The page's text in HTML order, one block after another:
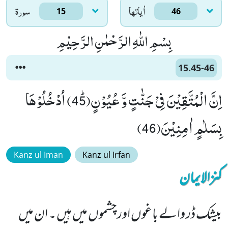
سورۃ 15 اٰياتها 46
بِسْمِ اللّٰهِ الرَّحْمٰنِ الرَّحِیْمِ
15.45-46
اِنَّ الْمُتَّقِیْنَ فِیْ جَنّٰتٍ وَّ عُیُوْنٍﭤ(45) اُدْخُلُوْهَا
بِسَلٰمٍ اٰمِنِیْنَ(46)
Kanz ul Iman Kanz ul Irfan
کنزالایمان
بیشک ڈر والے باغوں اور چشموں میں ہیں ۔ ان میں